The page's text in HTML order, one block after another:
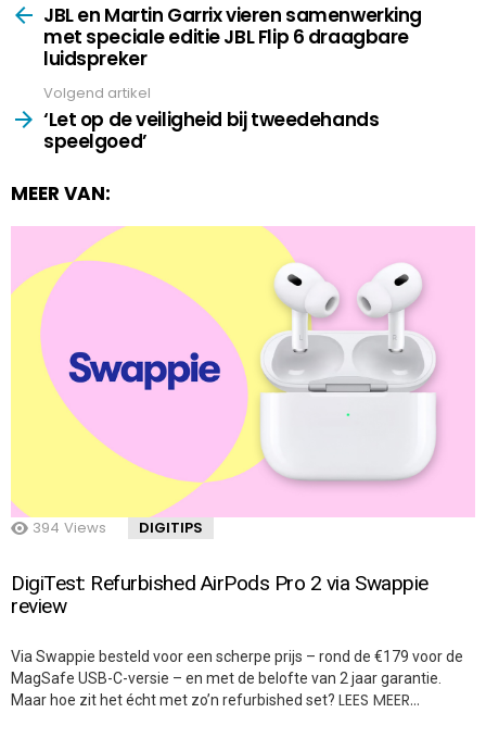
moreJBL en Martin Garrix vieren samenwerking
met speciale editie JBL Flip 6 draagbare
luidspreker
Volgend artikel
‘Let op de veiligheid bij tweedehands
speelgoed’
MEER VAN:
394 Views DIGITIPS
DigiTest: Refurbished AirPods Pro 2 via Swappie
review
Via Swappie besteld voor een scherpe prijs – rond de €179 voor de
MagSafe USB-C-versie – en met de belofte van 2 jaar garantie.
Maar hoe zit het écht met zo’n refurbished set? LEES MEER…